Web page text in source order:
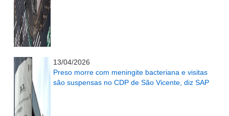
13/04/2026
Preso morre com meningite bacteriana e visitas
são suspensas no CDP de São Vicente, diz SAP